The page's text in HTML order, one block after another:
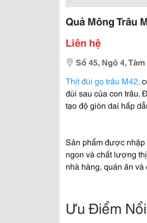
Quả Mông Trâu
Liên hệ
Số 45, Ngõ 4,
Thịt đùi gọ trâu M42,
đùi sau của con trâu.
tạo độ giòn dai hấp
Sản phẩm được
ngon và chất lượng
nhà hàng, quán ăn
Ưu Điểm